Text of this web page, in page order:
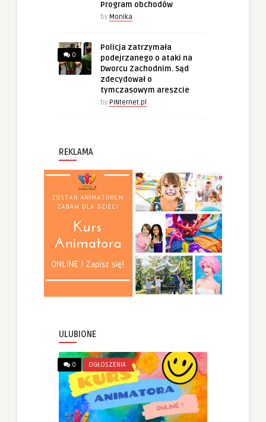
Program obchodów
by Monika
0
Policja zatrzymała
podejrzanego o ataki na
Dworcu Zachodnim. Sąd
zdecydował o
tymczasowym areszcie
by PINternet.pl
REKLAMA
ULUBIONE
0 OGŁOSZENIA